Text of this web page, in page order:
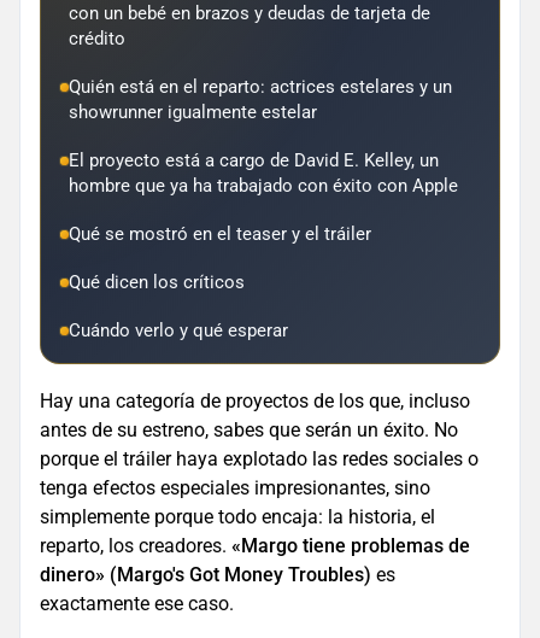
con un bebé en brazos y deudas de tarjeta de
crédito
Quién está en el reparto: actrices estelares y un
showrunner igualmente estelar
El proyecto está a cargo de David E. Kelley, un
hombre que ya ha trabajado con éxito con Apple
Qué se mostró en el teaser y el tráiler
Qué dicen los críticos
Cuándo verlo y qué esperar
Hay una categoría de proyectos de los que, incluso
antes de su estreno, sabes que serán un éxito. No
porque el tráiler haya explotado las redes sociales o
tenga efectos especiales impresionantes, sino
simplemente porque todo encaja: la historia, el
reparto, los creadores. «Margo tiene problemas de
dinero» (Margo's Got Money Troubles) es
exactamente ese caso.